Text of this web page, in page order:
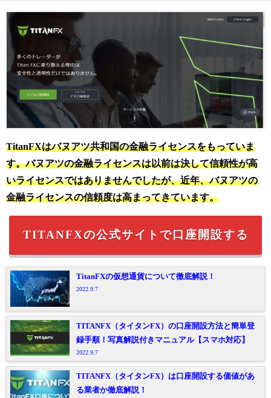
TitanFXはバヌアツ共和国の金融ライセンスをもっていま
す。バヌアツの金融ライセンスは以前は決して信頼性が高
いライセンスではありませんでしたが、近年、バヌアツの
金融ライセンスの信頼度は高まってきています。
TITANFXの公式サイトで口座開設する
TitanFXの仮想通貨について徹底解説！
2022.9.7
TITANFX（タイタンFX）の口座開設方法と簡単登
録手順！写真解説付きマニュアル【スマホ対応】
2022.9.7
TITANFX（タイタンFX）は口座開設する価値があ
る業者か徹底解説！